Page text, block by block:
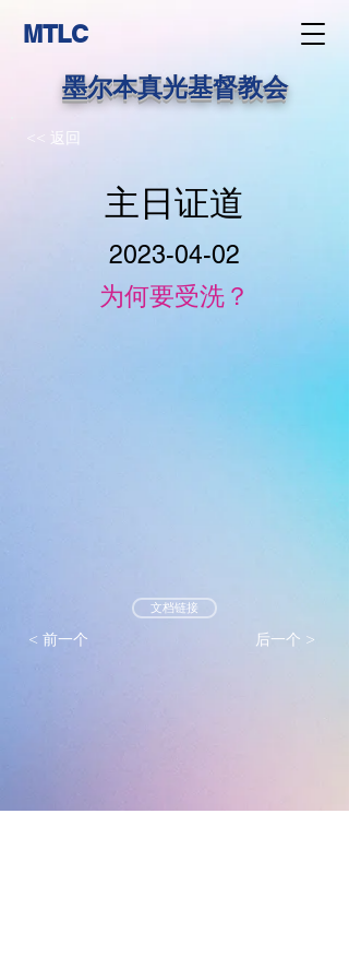
MTLC
墨尔本真光基督教会
<< 返回
主日证道
2023-04-02
为何要受洗？
文档链接
< 前一个 后一个 >